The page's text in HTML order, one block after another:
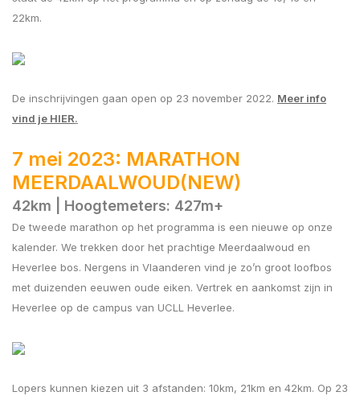
22km.
De inschrijvingen gaan open op 23 november 2022. Meer info
vind je HIER.
7 mei 2023: MARATHON
MEERDAALWOUD(NEW)
42km | Hoogtemeters: 427m+
De tweede marathon op het programma is een nieuwe op onze
kalender. We trekken door het prachtige Meerdaalwoud en
Heverlee bos. Nergens in Vlaanderen vind je zo’n groot loofbos
met duizenden eeuwen oude eiken. Vertrek en aankomst zijn in
Heverlee op de campus van UCLL Heverlee.
Lopers kunnen kiezen uit 3 afstanden: 10km, 21km en 42km. Op 23